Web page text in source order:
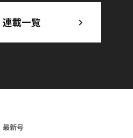
連載一覧
最新号